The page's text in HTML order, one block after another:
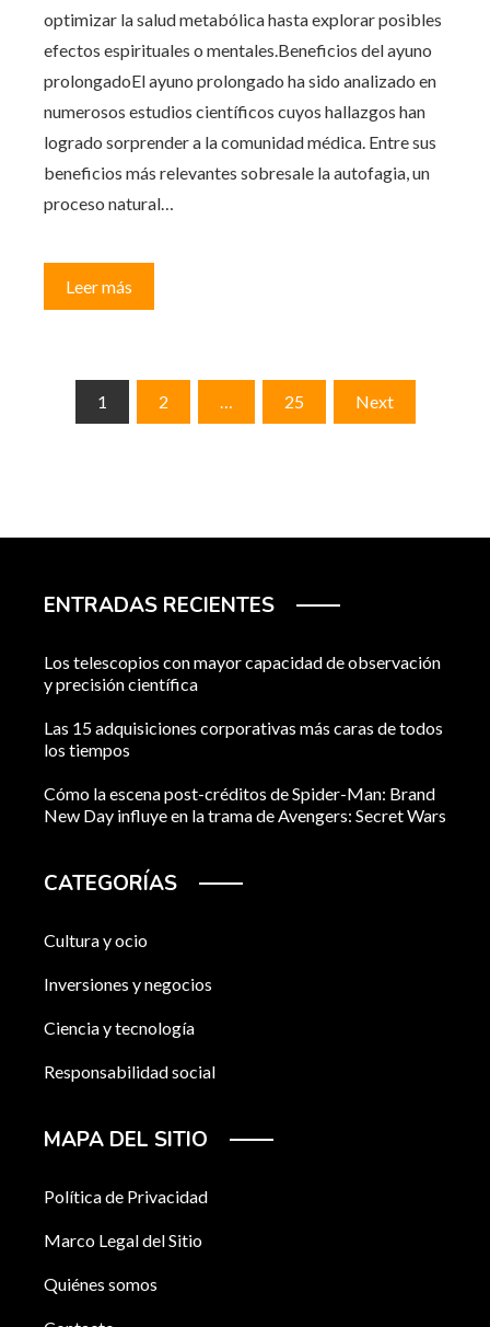
optimizar la salud metabólica hasta explorar posibles
efectos espirituales o mentales.Beneficios del ayuno
prolongadoEl ayuno prolongado ha sido analizado en
numerosos estudios científicos cuyos hallazgos han
logrado sorprender a la comunidad médica. Entre sus
beneficios más relevantes sobresale la autofagia, un
proceso natural…
Leer más
Paginación
1 2 … 25 Next
ENTRADAS RECIENTES
Los telescopios con mayor capacidad de observación
y precisión científica
Las 15 adquisiciones corporativas más caras de todos
los tiempos
Cómo la escena post-créditos de Spider-Man: Brand
New Day influye en la trama de Avengers: Secret Wars
CATEGORÍAS
Cultura y ocio
Inversiones y negocios
Ciencia y tecnología
Responsabilidad social
MAPA DEL SITIO
Política de Privacidad
Marco Legal del Sitio
Quiénes somos